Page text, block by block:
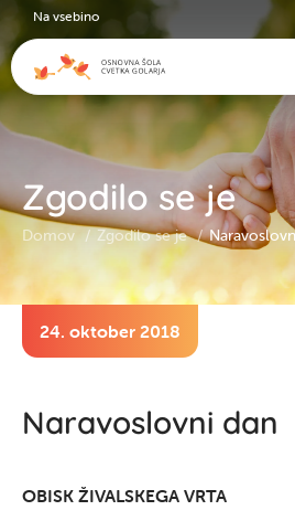
Zgodilo se je
Domov Zgodilo se je
24. oktober 2018
Naravoslovni dan
OBISK ŽIVALSKEGA VRTA
Na vsebino